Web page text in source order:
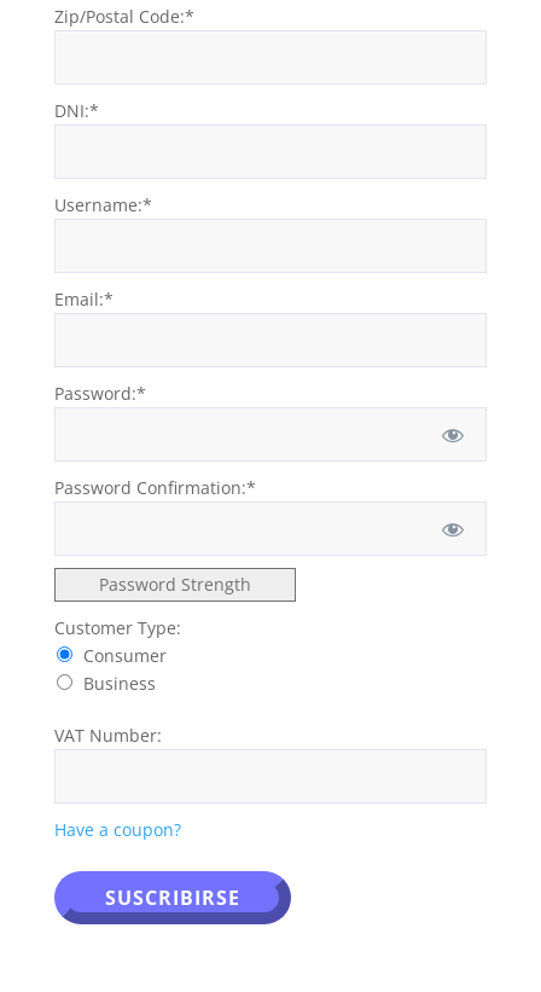
Zip/Postal Code:*
DNI:*
Username:*
Email:*
Password:*
Password Confirmation:*
Password Strength
Customer Type:
Consumer
Business
VAT Number:
Have a coupon?
No val